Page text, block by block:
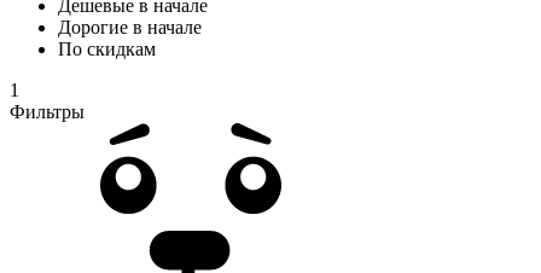
Дешевые в начале
Дорогие в начале
По скидкам
1
Фильтры